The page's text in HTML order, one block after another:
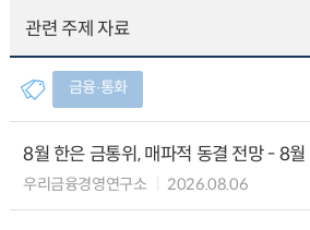
관련 주제 자료
금융∙통화
8월 한은 금통위, 매파적 동결 전망 - 8
우리금융경영연구소 2026.08.06